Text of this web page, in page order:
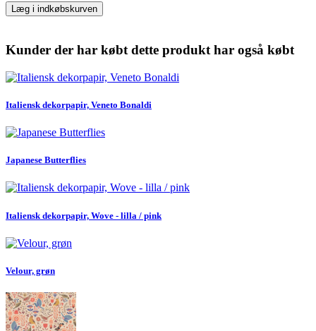
Læg i indkøbskurven
Kunder der har købt dette produkt har også købt
Italiensk dekorpapir, Veneto Bonaldi
Japanese Butterflies
Italiensk dekorpapir, Wove - lilla / pink
Velour, grøn